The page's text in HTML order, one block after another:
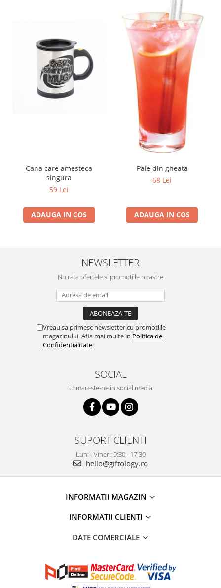
Cana care amesteca
singura
59 Lei
ADAUGA IN COS
Paie din gheata
68 Lei
ADAUGA IN COS
NEWSLETTER
Nu rata ofertele si promotiile noastre
Vreau sa primesc newsletter cu promotiile
magazinului. Afla mai multe in Politica de
Confidentialitate
SOCIAL
Urmareste-ne in social media
SUPORT CLIENTI
Luni - Vineri: 9:30 - 17:30
hello@giftology.ro
INFORMATII MAGAZIN
INFORMATII CLIENTI
DATE COMERCIALE